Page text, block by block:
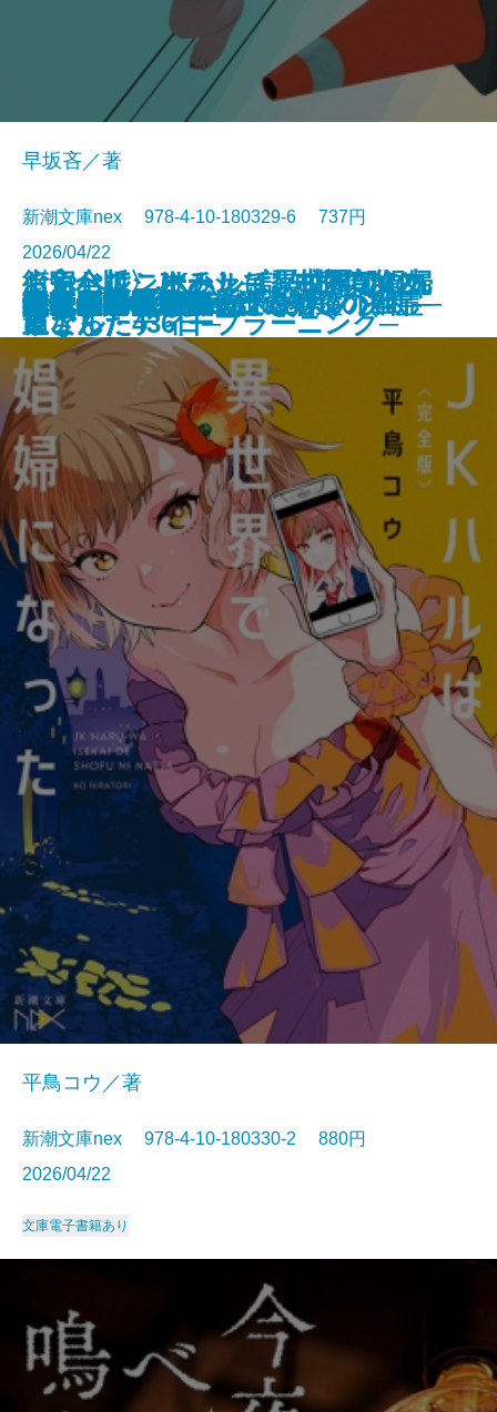
食べると死ぬ花
猫と罰
くらべて、けみして 校閲部の九
重さん
水よ踊れ
役者廃業・三婆
裂けた明日
おやじはニーチェ─認知症の父と
過ごした436日─
量子力学で生命の謎を解く
記憶の帝国
街角ハルシネーション─探偵AIの
リアル・ディープラーニング─
早坂吝／著
新潮文庫nex 978-4-10-180329-6 737円
2026/04/22
文庫電子書籍あり
〈完全版〉JKハルは異世界で娼婦
になった
平鳥コウ／著
新潮文庫nex 978-4-10-180330-2 880円
2026/04/22
文庫電子書籍あり
今夜もベルが鳴る
歌舞伎町アンダーグラウンド
ツユクサナツコの一生
あしたの名医4─それぞれの決断─
鬼にきんつば─七つの刻鐘の幽霊─
東京都同情塔
養老先生、病院へ行く
不良老人の文学論
秀長と利休